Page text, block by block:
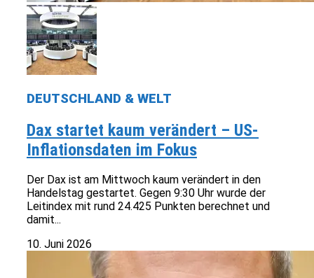
DEUTSCHLAND & WELT
Dax startet kaum verändert – US-
Inflationsdaten im Fokus
Der Dax ist am Mittwoch kaum verändert in den
Handelstag gestartet. Gegen 9:30 Uhr wurde der
Leitindex mit rund 24.425 Punkten berechnet und
damit...
10. Juni 2026